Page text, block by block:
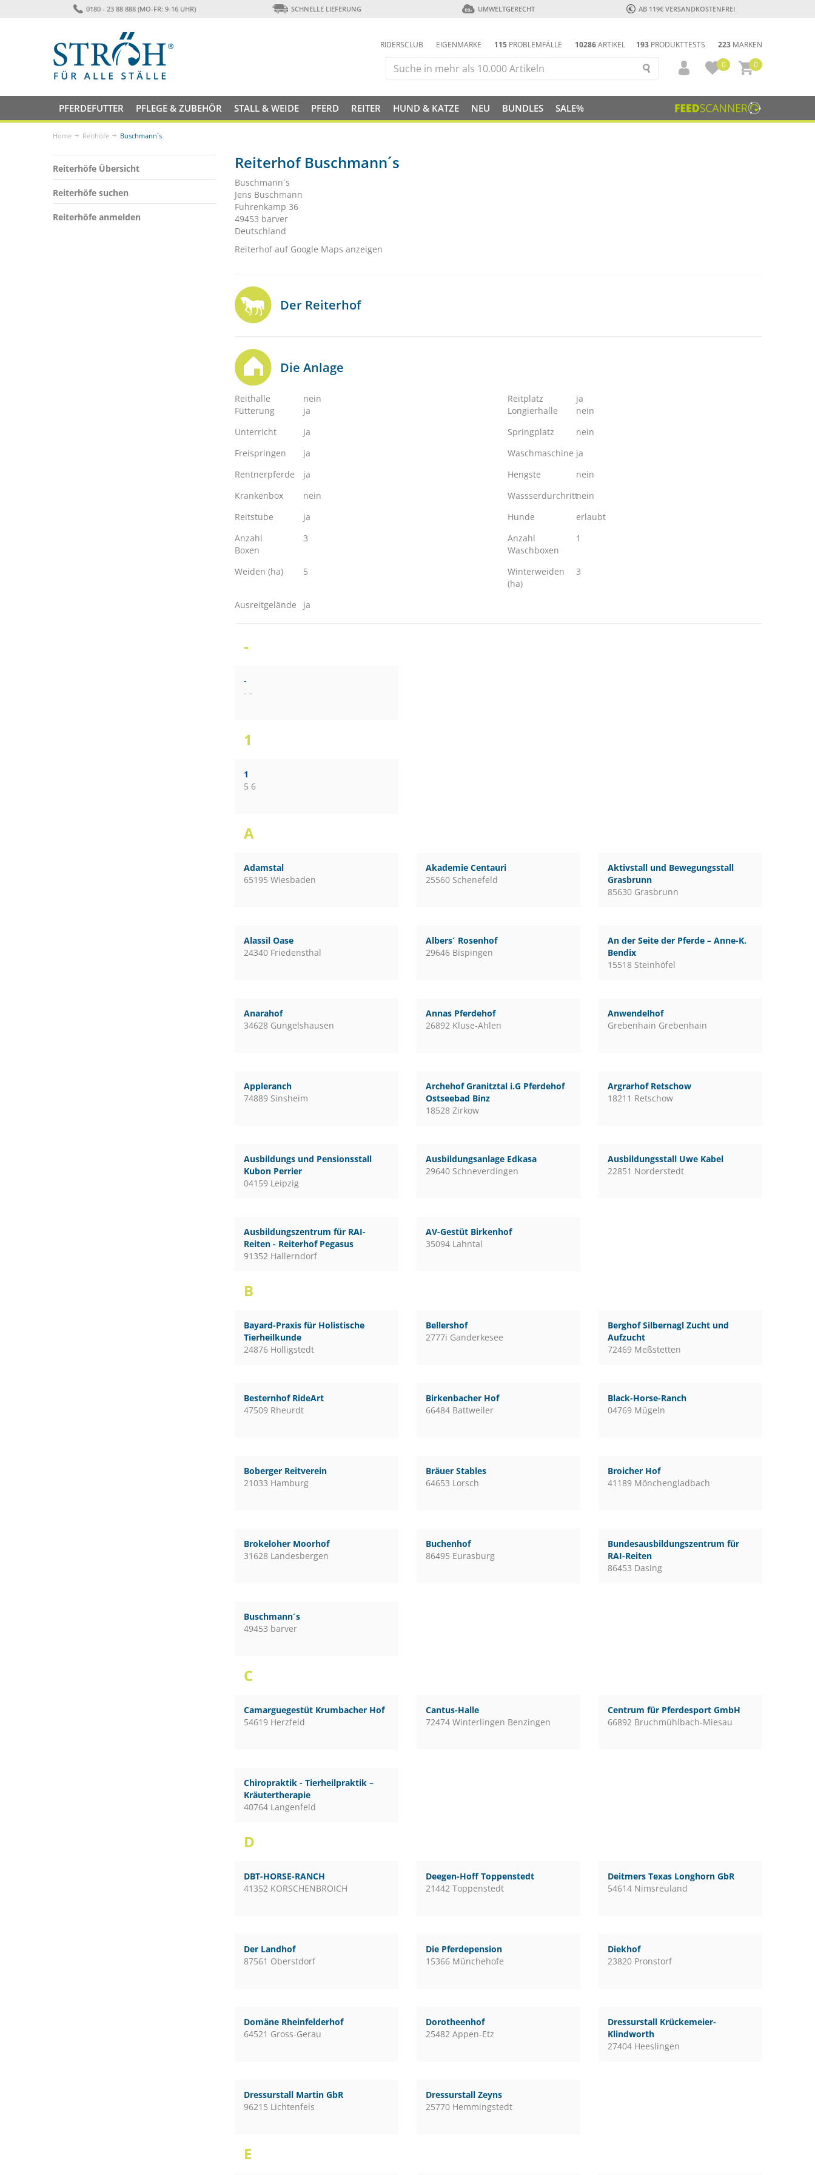
0180 - 23 88 888 (MO-FR: 9-16 UHR) SCHNELLE LIEFERUNG UMWELTGERECHT AB 119€ VERSANDKOSTENFREI
193 PRODUKTTESTS 223 MARKEN
RIDERSCLUB EIGENMARKE 115 PROBLEMFÄLLE 10286ARTIKEL
0
0
PFERDEFUTTER PFLEGE & ZUBEHÖR STALL & WEIDE PFERD REITER HUND & KATZE NEU BUNDLES SALE%
Home Reithöfe Buschmann´s
Reiterhöfe Übersicht
Reiterhöfe suchen
Reiterhöfe anmelden
Reiterhof Buschmann´s
Buschmann´s
Jens Buschmann
Fuhrenkamp 36
49453 barver
Deutschland
Reiterhof auf Google Maps anzeigen
Der Reiterhof
Die Anlage
Reithalle nein Reitplatz
ja
Fütterung
ja Longierhalle
nein
Unterricht
ja Springplatz
nein
Freispringen
ja Waschmaschine ja
Rentnerpferde
ja Hengste
nein
Krankenbox
nein Wassserdurchrittnein
Reitstube
ja Hunde
erlaubt
Anzahl
Boxen
3
Anzahl
Waschboxen
1
Weiden (ha) 5
Winterweiden
(ha)
3
Ausreitgelände ja
-
-
- -
1
1
5 6
A
Adamstal
65195 Wiesbaden
Akademie Centauri
25560 Schenefeld
Aktivstall und Bewegungsstall
Grasbrunn
85630 Grasbrunn
Alassil Oase
24340 Friedensthal
Albers´ Rosenhof
29646 Bispingen
An der Seite der Pferde – Anne-K.
Bendix
15518 Steinhöfel
Anarahof
34628 Gungelshausen
Annas Pferdehof
26892 Kluse-Ahlen
Anwendelhof
Grebenhain Grebenhain
Appleranch
74889 Sinsheim
Archehof Granitztal i.G Pferdehof
Ostseebad Binz
18528 Zirkow
Argrarhof Retschow
18211 Retschow
Ausbildungs und Pensionsstall
Kubon Perrier
04159 Leipzig
Ausbildungsanlage Edkasa
29640 Schneverdingen
Ausbildungsstall Uwe Kabel
22851 Norderstedt
Ausbildungszentrum für RAI-
Reiten - Reiterhof Pegasus
91352 Hallerndorf
AV-Gestüt Birkenhof
35094 Lahntal
B
Bayard-Praxis für Holistische
Tierheilkunde
24876 Holligstedt
Bellershof
2777i Ganderkesee
Berghof Silbernagl Zucht und
Aufzucht
72469 Meßstetten
Besternhof RideArt
47509 Rheurdt
Birkenbacher Hof
66484 Battweiler
Black-Horse-Ranch
04769 Mügeln
Boberger Reitverein
21033 Hamburg
Bräuer Stables
64653 Lorsch
Broicher Hof
41189 Mönchengladbach
Brokeloher Moorhof
31628 Landesbergen
Buchenhof
86495 Eurasburg
Bundesausbildungszentrum für
RAI-Reiten
86453 Dasing
Buschmann´s
49453 barver
C
Camarguegestüt Krumbacher Hof
54619 Herzfeld
Cantus-Halle
72474 Winterlingen Benzingen
Centrum für Pferdesport GmbH
66892 Bruchmühlbach-Miesau
Chiropraktik - Tierheilpraktik –
Kräutertherapie
40764 Langenfeld
D
DBT-HORSE-RANCH
41352 KORSCHENBROICH
Deegen-Hoff Toppenstedt
21442 Toppenstedt
Deitmers Texas Longhorn GbR
54614 Nimsreuland
Der Landhof
87561 Oberstdorf
Die Pferdepension
15366 Münchehofe
Diekhof
23820 Pronstorf
Domäne Rheinfelderhof
64521 Gross-Gerau
Dorotheenhof
25482 Appen-Etz
Dressurstall Krückemeier-
Klindworth
27404 Heeslingen
Dressurstall Martin GbR
96215 Lichtenfels
Dressurstall Zeyns
25770 Hemmingstedt
E